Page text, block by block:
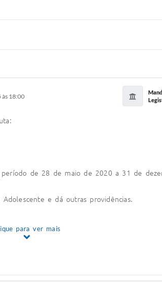
18:00
de 28 de maio de 2020 a 31 de
e dá outras providências.
Luz e define o atendimento preferencial
para ver mais